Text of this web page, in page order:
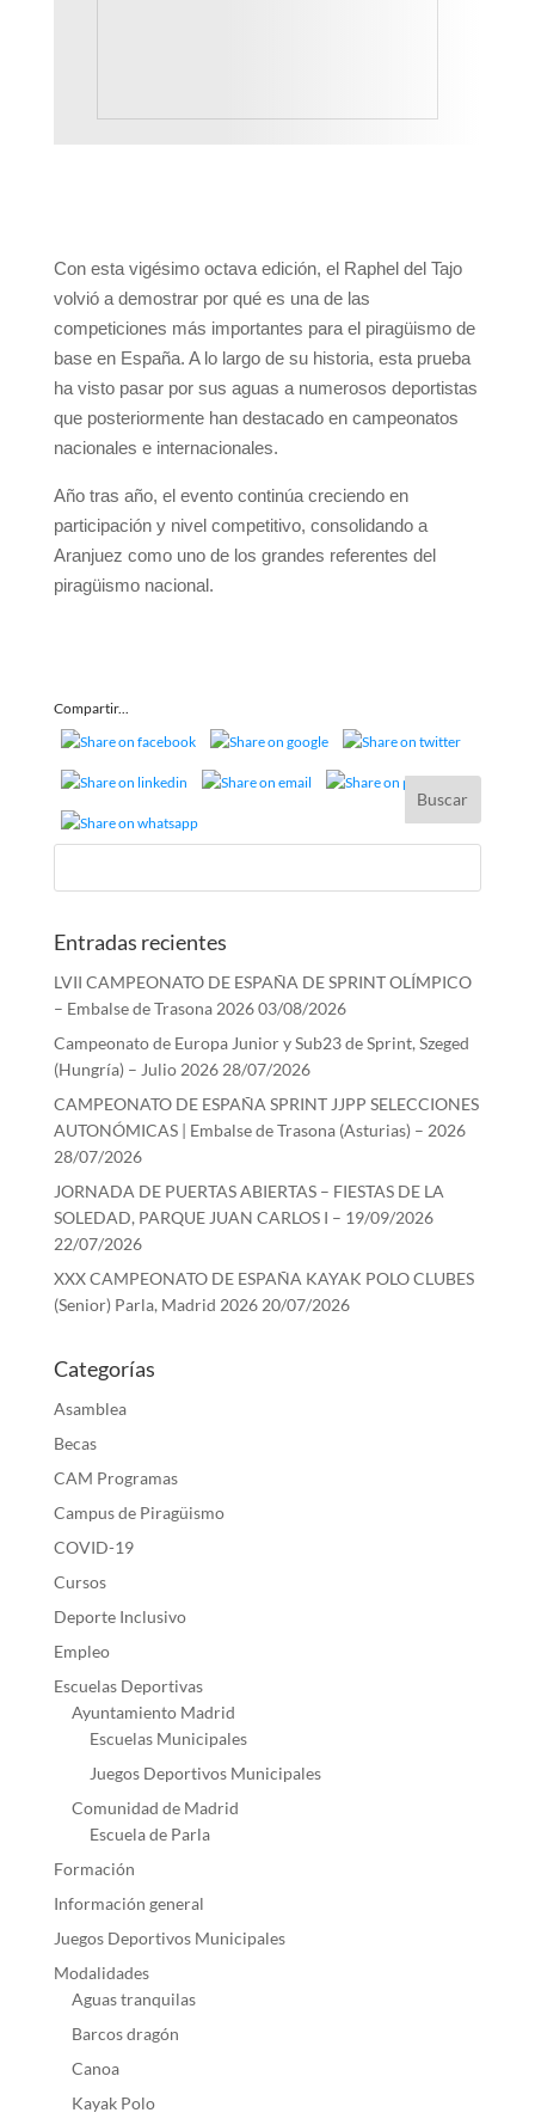
Con esta vigésimo octava edición, el Raphel del Tajo
volvió a demostrar por qué es una de las
competiciones más importantes para el piragüismo de
base en España. A lo largo de su historia, esta prueba
ha visto pasar por sus aguas a numerosos deportistas
que posteriormente han destacado en campeonatos
nacionales e internacionales.
Año tras año, el evento continúa creciendo en
participación y nivel competitivo, consolidando a
Aranjuez como uno de los grandes referentes del
piragüismo nacional.
Compartir...
Entradas recientes
LVII CAMPEONATO DE ESPAÑA DE SPRINT OLÍMPICO
– Embalse de Trasona 202603/08/2026
Campeonato de Europa Junior y Sub23 de Sprint, Szeged
(Hungría) – Julio 2026 28/07/2026
CAMPEONATO DE ESPAÑA SPRINT JJPP SELECCIONES
AUTONÓMICAS | Embalse de Trasona (Asturias) – 2026
28/07/2026
JORNADA DE PUERTAS ABIERTAS – FIESTAS DE LA
SOLEDAD, PARQUE JUAN CARLOS I – 19/09/2026
22/07/2026
XXX CAMPEONATO DE ESPAÑA KAYAK POLO CLUBES
(Senior) Parla, Madrid 2026 20/07/2026
Categorías
Asamblea
Becas
CAM Programas
Campus de Piragüismo
COVID-19
Cursos
Deporte Inclusivo
Empleo
Escuelas Deportivas
Ayuntamiento Madrid
Escuelas Municipales
Juegos Deportivos Municipales
Comunidad de Madrid
Escuela de Parla
Formación
Información general
Juegos Deportivos Municipales
Modalidades
Aguas tranquilas
Barcos dragón
Canoa
Kayak Polo